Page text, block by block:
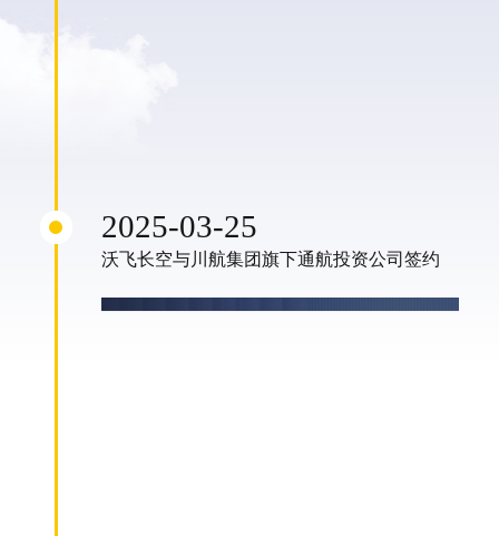
2025-03-25
沃飞长空与川航集团旗下通航投资公司签约